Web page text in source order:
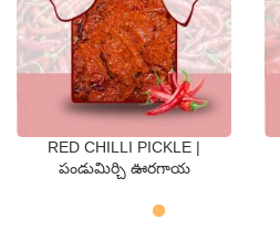
QTY
RED CHILLI PICKLE |
పండుమిర్చి ఊరగాయ